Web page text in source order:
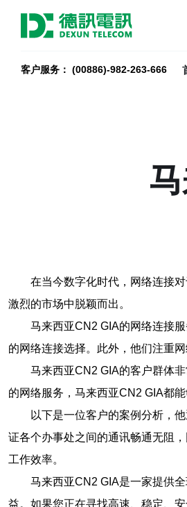
客户服务： (00886)-982-263-666
在当今数字化时代，网络连接
激烈的市场中脱颖而出。
马来西亚CN2 GIA的网络连接
的网络连接选择。此外，他们注重
马来西亚CN2 GIA的客户群体
的网络服务，马来西亚CN2 GIA都能
以下是一位客户的案例分析，
证各个办事处之间的通讯畅通无阻
工作效率。
马来西亚CN2 GIA是一家提供
益。如果您正在寻找高速、稳定、